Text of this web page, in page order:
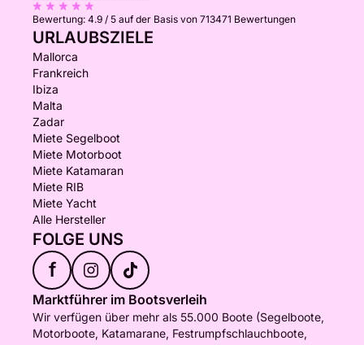
Bewertung: 4.9 / 5 auf der Basis von 713471 Bewertungen
URLAUBSZIELE
Mallorca
Frankreich
Ibiza
Malta
Zadar
Miete Segelboot
Miete Motorboot
Miete Katamaran
Miete RIB
Miete Yacht
Alle Hersteller
FOLGE UNS
f
Marktführer im Bootsverleih
Wir verfügen über mehr als 55.000 Boote (Segelboote,
Motorboote, Katamarane, Festrumpfschlauchboote,